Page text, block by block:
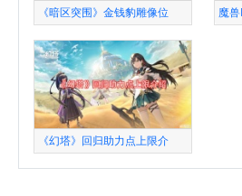
《暗区突围》金钱豹雕像位 魔
《幻塔》回归助力点上限介